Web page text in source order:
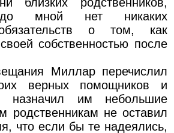
мной нет никаких
о том, как
собственностью после
Миллар перечислил
верных помощников и
назначил им небольшие
родственникам не оставил
что если бы те надеялись,